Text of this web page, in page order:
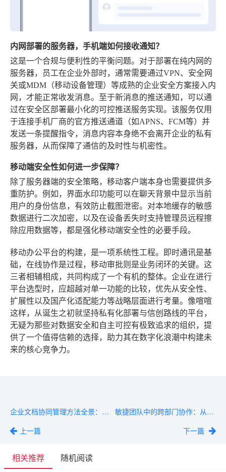
内网部署的服务器，手机端如何接收通知？
这是一个合规与便利性的平衡问题。对于部署在纯内网的
服务器，员工在企业外部时，通常需要通过VPN、安全网
关或MDM（移动设备管理）等成熟的企业安全方案接入内
网，才能正常收发消息。至于新消息的推送通知，可以通
过在安全区部署最小化的可控推送服务实现。该服务仅用
于连接手机厂商的官方推送通道（如APNS、FCM等）并
发送一条提醒指令，消息内容本身绝不会离开企业的私有
服务器，从而保障了通信的及时性与机密性。
移动端安全性如何进一步保障？
除了服务器端的安全策略，移动客户端本身也需要提供多
重防护。例如，界面水印功能可以在聊天背景中显示当前
用户的身份信息，有效防止截图泄密。对本地缓存的敏感
数据进行二次加密，以及在设备丢失时支持管理员远程擦
除应用数据等，都是强化移动端安全性的必要手段。
移动办公平台的构建，是一项系统性工程。即时通讯是基
础，在线协作是过程，移动审批则是业务闭环的关键。这
三者相辅相成，共同构成了一个有机的整体。企业在进行
平台选型时，应超越对单一功能的比较，优先从安全性、
扩展性以及国产化适配能力等战略层面进行考量。像喧喧
这样，从诞生之初就坚持私有化部署与信创路线的平台，
无疑为那些对数据安全和自主可控有极致追求的组织，提
供了一个值得信赖的选择，助力其在数字化浪潮中构建未
来的核心竞争力。
企业文档协同管理方法全景：从上传、共享到归档的完整流程
上一篇
敏捷团队中的跨部门协作：从Sprint计划到交付的完整沟通链
下一篇
相关推荐 随机阅读